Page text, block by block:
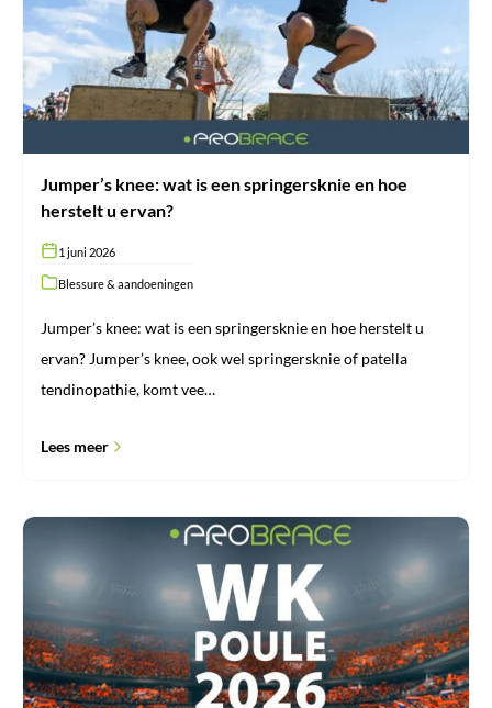
springersknie
en
hoe
herstelt
ervan?
Jumper’s knee: wat is een springersknie en hoe
herstelt u ervan?
1 juni 2026
Blessure & aandoeningen
Jumper’s knee: wat is een springersknie en hoe herstelt u
ervan? Jumper’s knee, ook wel springersknie of patella
tendinopathie, komt vee…
Lees meer
WK
poule